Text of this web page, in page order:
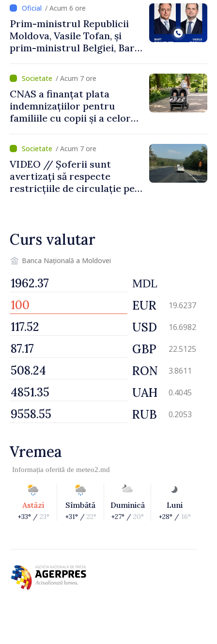
/ Acum 6 ore
Prim-ministrul Republicii
Moldova, Vasile Tofan, și
prim-ministrul Belgiei, Bart
despre parcursul european
al Republicii Moldova.
/ Acum 7 ore
CNAS a finanțat plata
indemnizațiilor pentru
familiile cu copii și a celor
temporară de muncă
/ Acum 7 ore
VIDEO // Șoferii sunt
avertizați să respecte
restricțiile de circulație pe
Curs valutar
Banca Națională a Moldovei
MDL
EUR 19.6237
USD 16.6982
GBP 22.5125
RON 3.8611
UAH 0.4045
RUB 0.2053
Vremea
Informația oferită de meteo2.md
Astăzi
+33° / 23°
Sîmbătă
+31° / 22°
Duminică
+27° / 20°
Luni
+28° / 16°